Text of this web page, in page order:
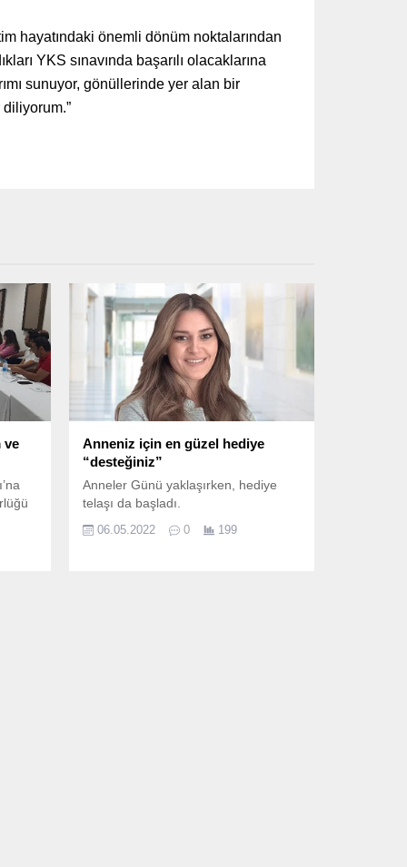
hayatındaki önemli dönüm noktalarından
YKS sınavında başarılı olacaklarına
sunuyor, gönüllerinde yer alan bir
ve
Anneniz için en güzel hediye
“desteğiniz”
Anneler Günü yaklaşırken, hediye
telaşı da başladı.
06.05.2022 0 199